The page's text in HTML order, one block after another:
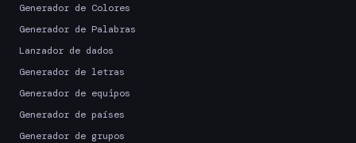
Generador de Colores
Generador de Palabras
Lanzador de dados
Generador de letras
Generador de equipos
Generador de países
Generador de grupos